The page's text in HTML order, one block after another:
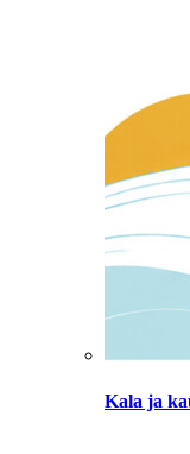
Kala ja